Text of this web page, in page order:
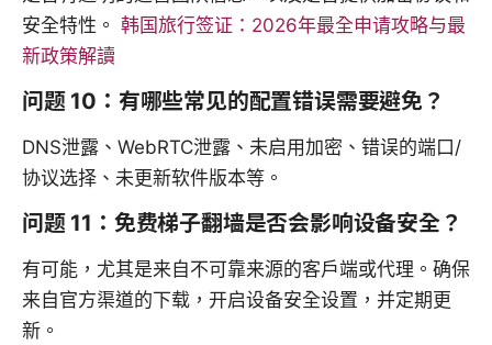
安全特性。 韩国旅行签证：2026年最全申请攻略与最
新政策解讀
问题 10：有哪些常见的配置错误需要避免？
DNS泄露、WebRTC泄露、未启用加密、错误的端口/
协议选择、未更新软件版本等。
问题 11：免费梯子翻墙是否会影响设备安全？
有可能，尤其是来自不可靠来源的客户端或代理。确保
来自官方渠道的下载，开启设备安全设置，并定期更
新。